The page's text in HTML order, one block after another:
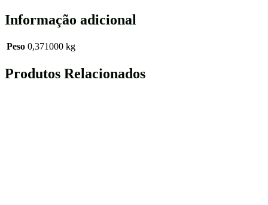
Informação adicional
Peso 0,371000 kg
Produtos Relacionados